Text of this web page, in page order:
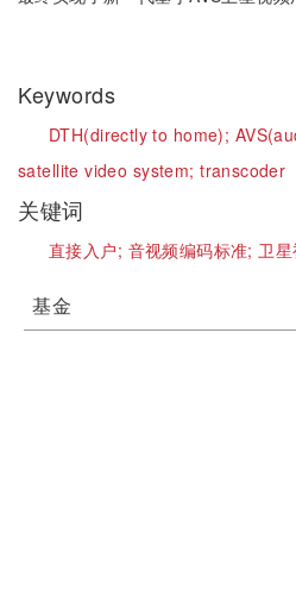
Keywords
DTH(directly to home);
satellite video system;transcoder
关键词
直接入户; 音视频编码标准;卫
基金